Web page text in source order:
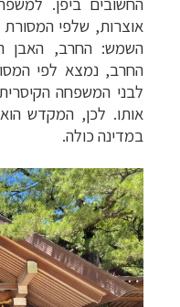
אוצרות, שלפי
השמש: החרב, האבן
החרב, נמצא לפי
לבני המשפחה
אותו. לכן, המקדש
במדינה כולה.